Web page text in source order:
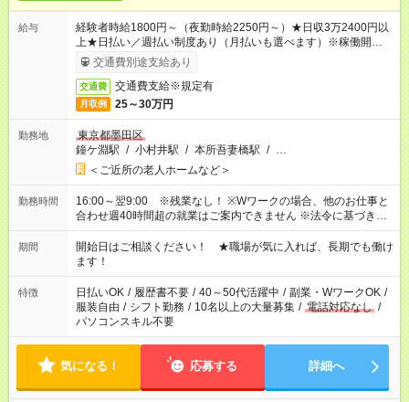
給与
経験者時給1800円～（夜勤時給2250円～）★日収3万2400円以
上★日払い／週払い制度あり（月払いも選べます）※稼働開始時
は手続き完了次第のお支払いとなります。
交通費別途支給あり
交通費 交通費支給※規定有
月収例 25～30万円
勤務地
東京都墨田区
鐘ケ淵駅 / 小村井駅 / 本所吾妻橋駅 / …
＜ご近所の老人ホームなど＞
勤務時間
16:00～翌9:00 ※残業なし！ ※Wワークの場合、他のお仕事と
合わせ週40時間超の就業はご案内できません ※法令に基づき、
週20時間以上勤務は社会保険への加入対象となります ※労働者
派遣法（日雇い派遣の原則禁止）により、短時間・短期間の就
業はご案内が難しい場合があります
期間
開始日はご相談ください！ ★職場が気に入れば、長期でも働け
ます！
特徴 日払いOK / 履歴書不要 / 40～50代活躍中 / 副業・WワークOK /
服装自由 / シフト勤務 / 10名以上の大量募集 / 電話対応なし /
パソコンスキル不要
気になる！ 応募する 詳細へ